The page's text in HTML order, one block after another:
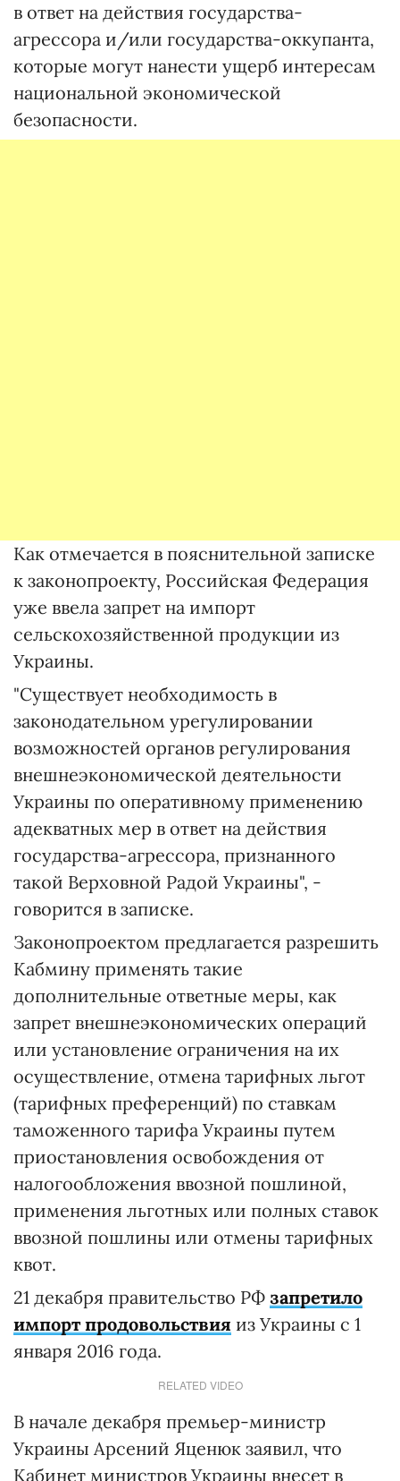
в ответ на действия государства-
агрессора и/или государства-оккупанта,
которые могут нанести ущерб интересам
национальной экономической
безопасности.
Как отмечается в пояснительной записке
к законопроекту, Российская Федерация
уже ввела запрет на импорт
сельскохозяйственной продукции из
Украины.
"Существует необходимость в
законодательном урегулировании
возможностей органов регулирования
внешнеэкономической деятельности
Украины по оперативному применению
адекватных мер в ответ на действия
государства-агрессора, признанного
такой Верховной Радой Украины", -
говорится в записке.
Законопроектом предлагается разрешить
Кабмину применять такие
дополнительные ответные меры, как
запрет внешнеэкономических операций
или установление ограничения на их
осуществление, отмена тарифных льгот
(тарифных преференций) по ставкам
таможенного тарифа Украины путем
приостановления освобождения от
налогообложения ввозной пошлиной,
применения льготных или полных ставок
ввозной пошлины или отмены тарифных
квот.
21 декабря правительство РФ запретило
импорт продовольствия из Украины с 1
января 2016 года.
RELATED VIDEO
В начале декабря премьер-министр
Украины Арсений Яценюк заявил, что
Кабинет министров Украины внесет в